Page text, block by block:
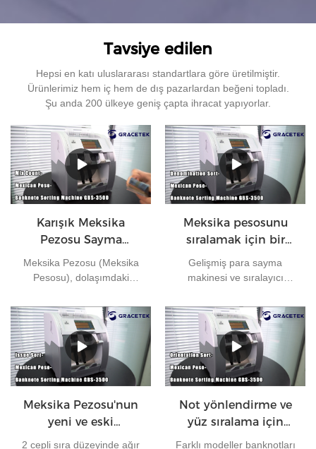
Tavsiye edilen
Hepsi en katı uluslararası standartlara göre üretilmiştir.
Ürünlerimiz hem iç hem de dış pazarlardan beğeni topladı.
Şu anda 200 ülkeye geniş çapta ihracat yapıyorlar.
Karışık Meksika
Pezosu Sayma
Makinesi GBS3500
Meksika Pezosu (Meksika
Pesosu), dolaşımdaki
doları ≈ 22 peso. Para birimi
numarası mxn. İkincil para
birimi senttir, 1 peso = 100
sent. 5, 10, 20, 50 sentlik ve
1, 2, 5, 10 pesoluk madeni
paralar basılıyor; 20. 50,
banknotları.
Meksika pesosunu
sıralamak için bir
fatura ayırıcıya mı
ihtiyacınız var?
Gelişmiş para sayma
makinesi ve sıralayıcı
miktarlardaki nakit paraları
yüksek hızda işleyebilir.
Faturalarınızın orijinalliğini
ve doğru sayılmasını
sağlamak için kapsamlı bir
dizi özellik ile birlikte gelir.
işlemlerinizi tamamen yeni
bir seviyeye taşıyacak ve
size her seferinde iyi bir
Meksika Pezosu'nun
yeni ve eski
sürümünü fatura
2 cepli sıra düzeyinde ağır
Not yönlendirme ve
yüz sıralama için
banknot sıralayıcılar
Farklı modeller banknotları